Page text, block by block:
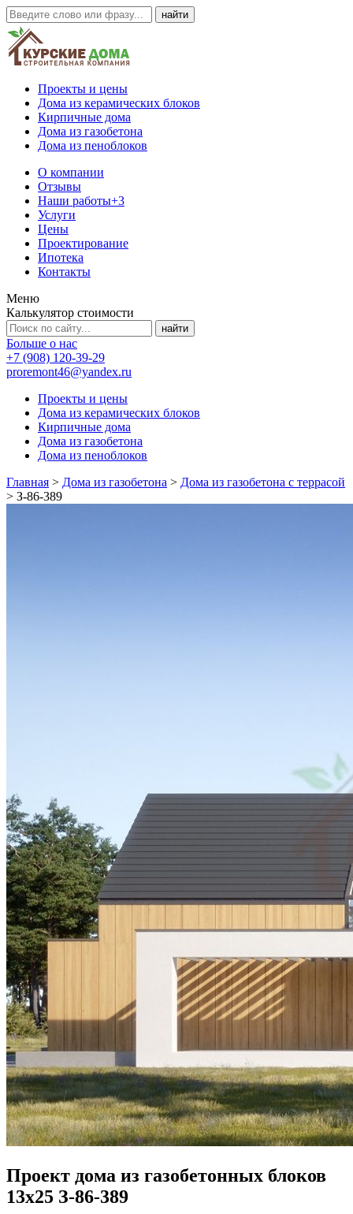
Проекты и цены
Дома из керамических блоков
Кирпичные дома
Дома из газобетона
Дома из пеноблоков
О компании
Отзывы
Наши работы+3
Услуги
Цены
Проектирование
Ипотека
Контакты
Меню
Калькулятор стоимости
Больше о нас
+7 (908) 120-39-29
proremont46@yandex.ru
Проекты и цены
Дома из керамических блоков
Кирпичные дома
Дома из газобетона
Дома из пеноблоков
Главная > Дома из газобетона > Дома из газобетона с террасой
> З-86-389
Проект дома из газобетонных блоков
13х25 З-86-389